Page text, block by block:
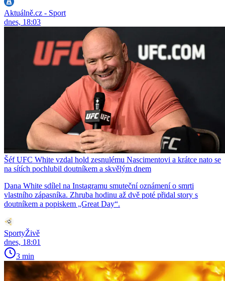
Aktuálně.cz - Sport
dnes, 18:03
Šéf UFC White vzdal hold zesnulému Nascimentovi a krátce nato se
na sítích pochlubil doutníkem a skvělým dnem
Dana White sdílel na Instagramu smuteční oznámení o smrti
vlastního zápasníka. Zhruba hodinu až dvě poté přidal story s
doutníkem a popiskem „Great Day“.
SportyŽivě
dnes, 18:01
3 min